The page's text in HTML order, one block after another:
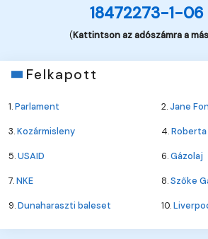
18472273-1-06
(Kattintson az adószámra a
Felkapott
1.Parlament 2.Jane
3.Kozármisleny 4.Roberta
5.USAID 6.Gázolaj
7.NKE 8.Szőke
9.Dunaharaszti baleset 10.